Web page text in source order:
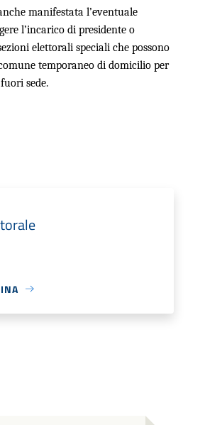
manifestata l’eventuale
l’incarico di presidente o
elettorali speciali che possono
temporaneo di domicilio per
sede.